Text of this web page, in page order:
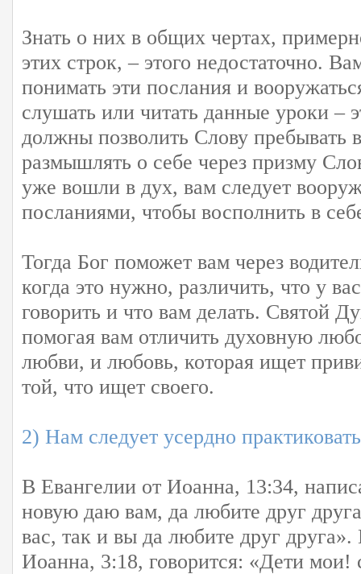
Знать о них в общих чертах,
этих строк, – этого недостаточно.
понимать эти послания и
слушать или читать данные уроки –
должны позволить Слову пребывать
размышлять о себе через призму
уже вошли в дух, вам следует
посланиями, чтобы восполнить в
Тогда Бог поможет вам через
когда это нужно, различить, что у
говорить и что вам делать. Святой
помогая вам отличить духовную
любви, и любовь, которая ищет
той, что ищет своего.
2) Нам следует усердно
В Евангелии от Иоанна, 13:34,
новую даю вам, да любите друг
вас, так и вы да любите друг
Иоанна, 3:18, говорится: «Дети мои!